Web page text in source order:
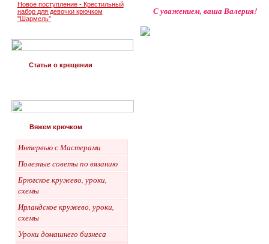
Новое поступление - Крестильный
набор для девочки крючком
"Шармель"
Статьи о крещении
Вяжем крючком
Интервью с Мастерами
Полезные советы по вязанию
Брюгское кружево, уроки,
схемы
Ирландское кружево, уроки,
схемы
Уроки домашнего бизнеса
С уважением, ваша Валерия!